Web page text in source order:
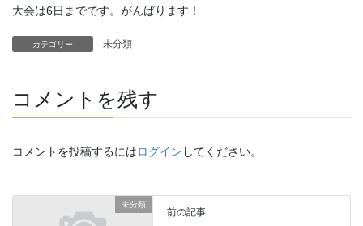
大会は6日までです。がんばります！
カテゴリー 未分類
コメントを残す
コメントを投稿するにはログイン してください。
未分類
前の記事